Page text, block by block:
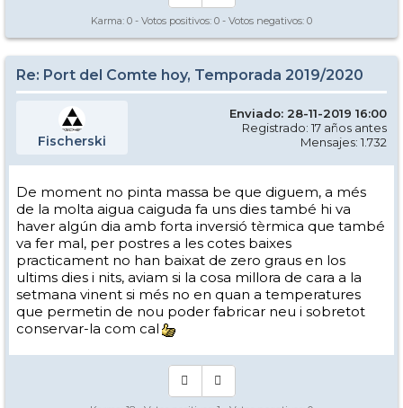
Karma: 0 - Votos positivos: 0 - Votos negativos: 0
Re: Port del Comte hoy, Temporada 2019/2020
Fischerski
Enviado: 28-11-2019 16:00
Registrado: 17 años antes
Mensajes: 1.732
De moment no pinta massa be que diguem, a més
de la molta aigua caiguda fa uns dies també hi va
haver algún dia amb forta inversió tèrmica que també
va fer mal, per postres a les cotes baixes
practicament no han baixat de zero graus en los
ultims dies i nits, aviam si la cosa millora de cara a la
setmana vinent si més no en quan a temperatures
que permetin de nou poder fabricar neu i sobretot
conservar-la com cal